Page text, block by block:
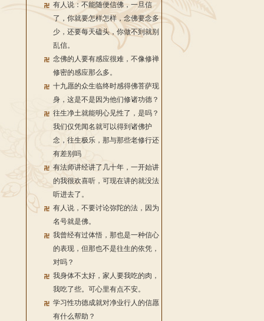
有人说：不能随便信佛，一旦信
了，你就要怎样怎样，念佛要念多
少，还要每天磕头，你做不到就别
乱信。
念佛的人要有感应很难，不像修禅
修密的感应那么多。
十九愿的众生临终时感得佛菩萨现
身，这是不是因为他们修诸功德？
往生净土就能明心见性了，是吗？
我们仅凭闻名就可以得到诸佛护
念，往生极乐，那与那些老修行还
有差别吗
有法师讲经讲了几十年，一开始讲
的我很欢喜听，可现在讲的就没法
听进去了。
有人说，不要讨论弥陀的法，因为
名号就是佛。
我曾经有过体悟，那也是一种信心
的表现，但那也不是往生的依凭，
对吗？
我身体不太好，家人要我吃的肉，
我吃了些。可心里有点不安。
学习性功德成就对净业行人的信愿
有什么帮助？